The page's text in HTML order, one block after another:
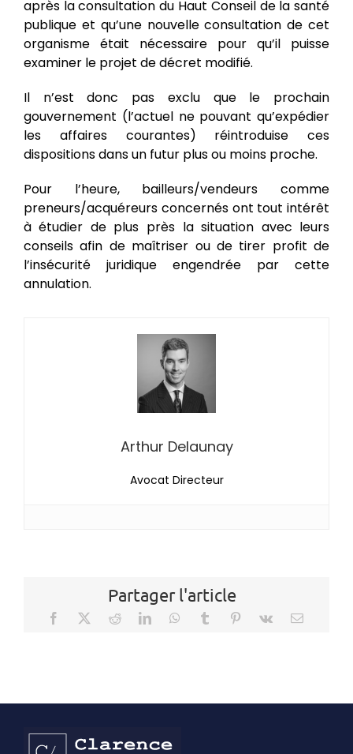
après la consultation du Haut Conseil de la santé
publique et qu’une nouvelle consultation de cet
organisme était nécessaire pour qu’il puisse
examiner le projet de décret modifié.
Il n’est donc pas exclu que le prochain
gouvernement (l’actuel ne pouvant qu’expédier
les affaires courantes) réintroduise ces
dispositions dans un futur plus ou moins proche.
Pour l’heure, bailleurs/vendeurs comme
preneurs/acquéreurs concernés ont tout intérêt
à étudier de plus près la situation avec leurs
conseils afin de maîtriser ou de tirer profit de
l’insécurité juridique engendrée par cette
annulation.
Arthur Delaunay
Avocat Directeur
Partager l'article